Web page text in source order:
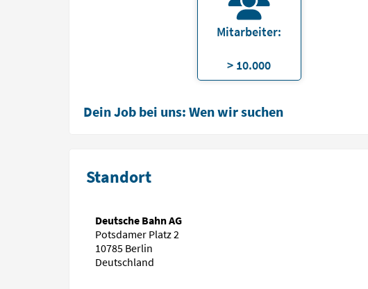
Mitarbeiter:
> 10.000
Dein Job bei uns: Wen wir suchen
Standort
Deutsche Bahn AG
Potsdamer Platz 2
10785 Berlin
Deutschland